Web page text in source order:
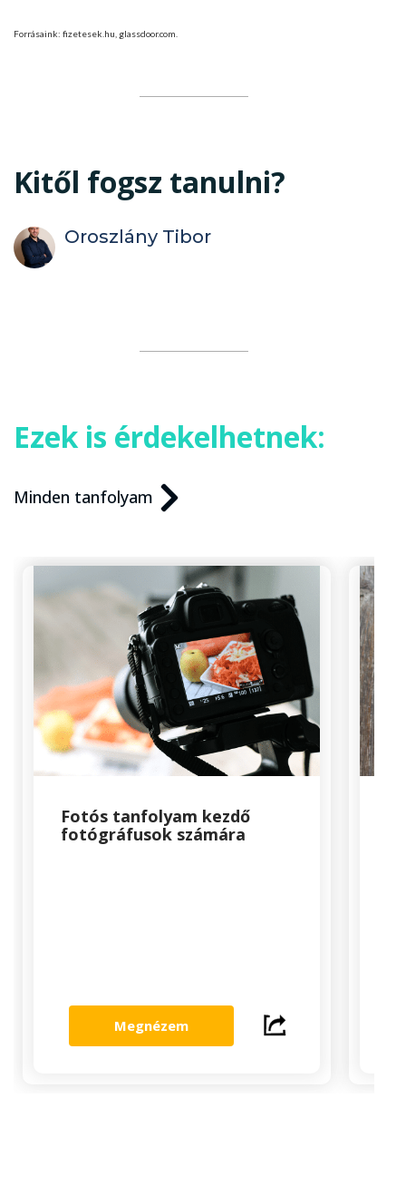
Forrásaink: fizetesek.hu, glassdoor.com.
Kitől fogsz tanulni?
Oroszlány Tibor
Ezek is érdekelhetnek:
Minden tanfolyam
Fotós tanfolyam kezdő
fotógráfusok számára
Megnézem